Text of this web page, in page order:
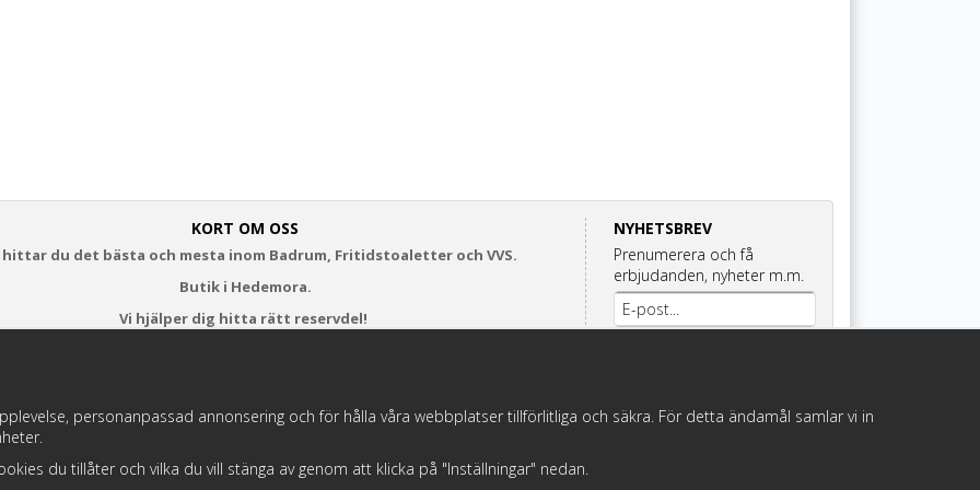
NYHETSBREV
Prenumerera och få
erbjudanden, nyheter m.m.
KORT OM OSS
hittar du det bästa och mesta inom Badrum, Fritidstoaletter och VVS.
Butik i Hedemora.
Vi hjälper dig hitta rätt reservdel!
personanpassad annonsering och för hålla våra webbplatser tillförlitliga och säkra. För detta ändamål samlar vi in
du tillåter och vilka du vill stänga av genom att klicka på "Inställningar" nedan.